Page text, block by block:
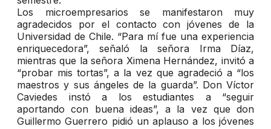
Los microempresarios se manifestaron muy
agradecidos por el contacto con jóvenes de la
Universidad de Chile. “Para mí fue una experiencia
enriquecedora”, señaló la señora Irma Díaz,
mientras que la señora Ximena Hernández, invitó a
“probar mis tortas”, a la vez que agradeció a “los
maestros y sus ángeles de la guarda”. Don Víctor
Caviedes instó a los estudiantes a “seguir
aportando con buena ideas”, a la vez que don
Guillermo Guerrero pidió un aplauso a los jóvenes